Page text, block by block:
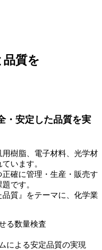
質を
・安定した品質を実
樹脂、電子材料、光学材
います。
確に管理・生産・販売す
です。
質』をテーマに、化学業
る数量検査
による安定品質の実現